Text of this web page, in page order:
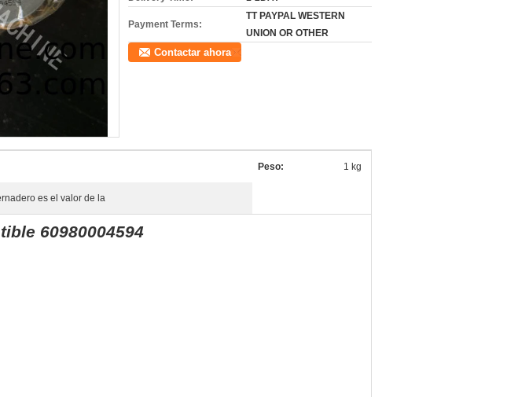
Payment Terms:
TT PAYPAL WESTERN
UNION OR OTHER
Contactar ahora
Peso: 1 kg
es el valor de la
60980004594